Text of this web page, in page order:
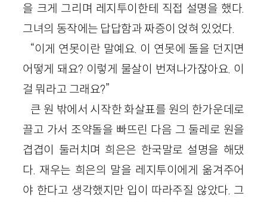
을 크게 그리며 레지투이한테 직접 설명을 했다.
그녀의 동작에는 답답함과 짜증이 얹혀 있었다.
“이게 연못이란 말예요. 이 연못에 돌을 던지면
어떻게 돼요? 이렇게 물살이 번져나가잖아요. 이
걸 뭐라고 그래요?”
큰 원 밖에서 시작한 화살표를 원의 한가운데로
끌고 가서 조약돌을 빠뜨린 다음 그 둘레로 원을
겹겹이 둘러치며 희은은 한국말로 설명을 해댔
다. 재우는 희은의 말을 레지투이에게 옮겨주어
야 한다고 생각했지만 입이 따라주질 않았다. 그